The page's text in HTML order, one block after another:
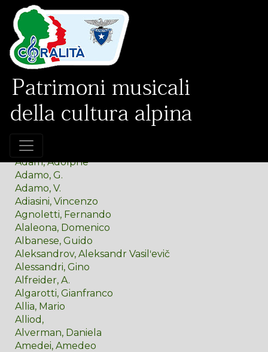
PARTITURE - Nomi
Abt, Franz
Adam, Adolphe
Adamo, G.
Adamo, V.
Adiasini, Vincenzo
Agnoletti, Fernando
Alaleona, Domenico
Albanese, Guido
Aleksandrov, Aleksandr Vasilʹevič
Alessandri, Gino
Alfreider, A.
Algarotti, Gianfranco
Allia, Mario
Alliod,
Alverman, Daniela
Amedei, Amedeo